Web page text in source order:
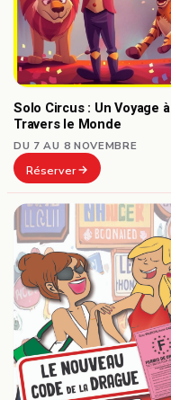
Solo Circus : Un Voyage à
Travers le Monde
DU 7 AU 8 NOVEMBRE
Réserver